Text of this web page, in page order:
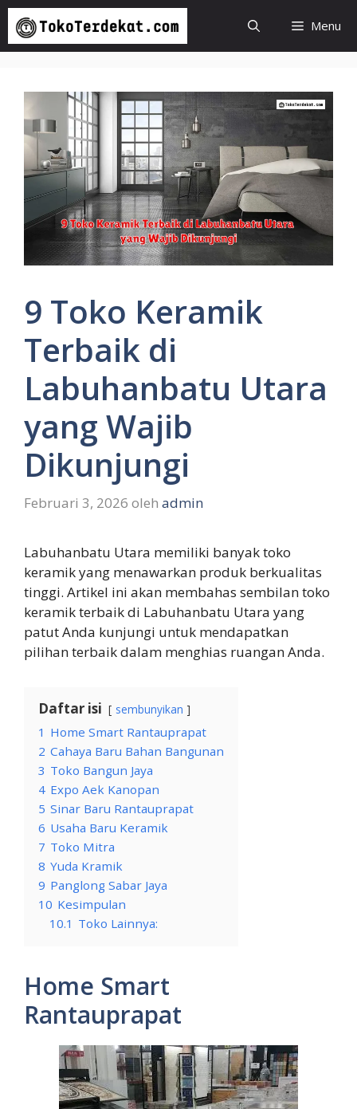
Langsung
isi
Menu
9 Toko Keramik
Terbaik di
Labuhanbatu Utara
yang Wajib
Dikunjungi
Februari 3, 2026 oleh admin
Labuhanbatu Utara memiliki banyak toko
keramik yang menawarkan produk berkualitas
tinggi. Artikel ini akan membahas sembilan toko
keramik terbaik di Labuhanbatu Utara yang
patut Anda kunjungi untuk mendapatkan
pilihan terbaik dalam menghias ruangan Anda.
Daftar isi sembunyikan
1 Home Smart Rantauprapat
2 Cahaya Baru Bahan Bangunan
3 Toko Bangun Jaya
4 Expo Aek Kanopan
5 Sinar Baru Rantauprapat
6 Usaha Baru Keramik
7 Toko Mitra
8 Yuda Kramik
9 Panglong Sabar Jaya
10 Kesimpulan
10.1 Toko Lainnya:
Home Smart
Rantauprapat